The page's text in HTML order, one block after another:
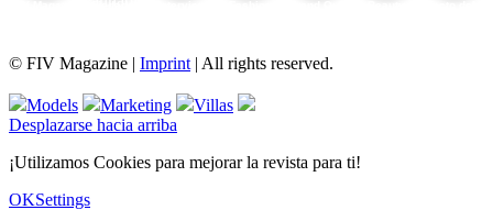
© FIV Magazine | Imprint | All rights reserved.
Models Marketing
Villas
Desplazarse hacia arriba
¡Utilizamos Cookies para mejorar la revista para ti!
OKSettings